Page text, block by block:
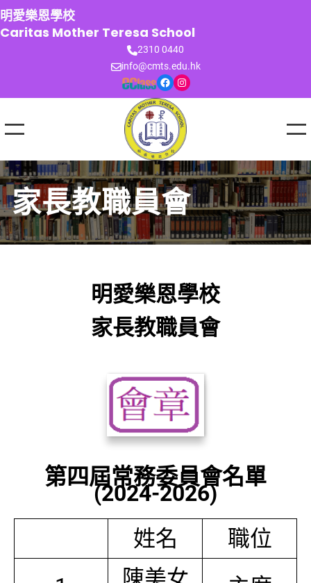
跳
至
主
明愛樂恩學校
Caritas Mother Teresa School
2310 0440
info@cmts.edu.hk
Facebook Instagram
家長教職員會
明愛樂恩學校
家長教職員會
第四屆常務委員會名單
(2024-2026)
姓名
職位